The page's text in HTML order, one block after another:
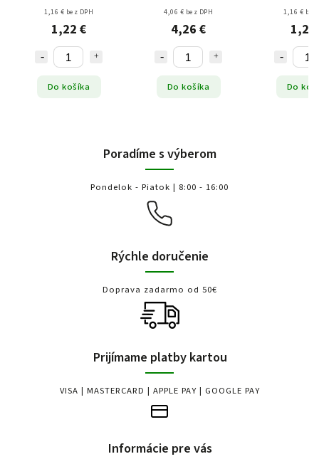
1,16 € bez DPH
1,22 €
Do košíka
bezgluténová 750g
4,06 € bez DPH
4,26 €
Do košíka
1,16 € bez
1,22
Do
Poradíme s výberom
Pondelok - Piatok | 8:00 - 16:00
Rýchle doručenie
Doprava zadarmo od 50€
Prijímame platby kartou
VISA | MASTERCARD | APPLE PAY | GOOGLE PAY
Informácie pre vás